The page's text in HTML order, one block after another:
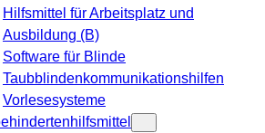
Hilfsmittel für Arbeitsplatz und
Ausbildung (B)
Software für Blinde
Taubblindenkommunikationshilfen
Vorlesesysteme